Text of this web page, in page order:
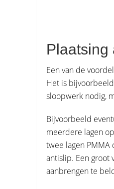
Plaatsing
Een van de
Het is
sloopwerk nodig,
Bijvoorbeeld
meerdere lagen
twee lagen PMMA
antislip. Een groot
aanbrengen te